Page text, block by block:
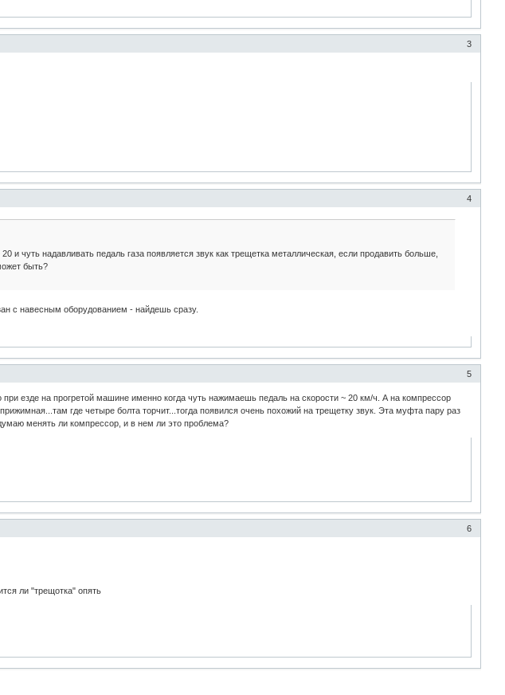
3
4
и чуть надавливать педаль газа появляется звук как трещетка металлическая, если продавить больше,
быть?
с навесным оборудованием - найдешь сразу.
5
езде на прогретой машине именно когда чуть нажимаешь педаль на скорости ~ 20 км/ч. А на компрессор
где четыре болта торчит...тогда появился очень похожий на трещетку звук. Эта муфта пару раз
менять ли компрессор, и в нем ли это проблема?
6
ли "трещотка" опять